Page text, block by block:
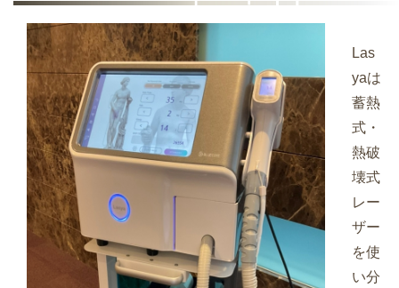
Las
yaは
蓄熱
式・
熱破
壊式
レー
ザー
を使
い分